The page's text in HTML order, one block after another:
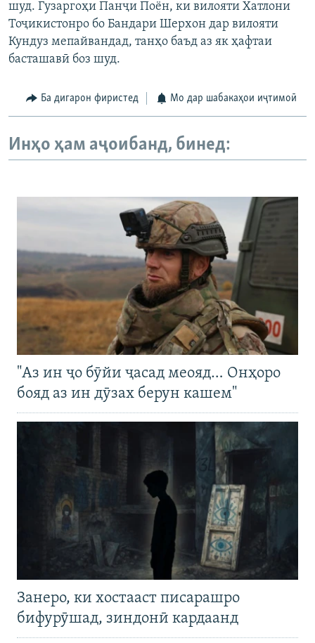
шуд. Гузаргоҳи Панҷи Поён, ки вилояти Хатлони
Тоҷикистонро бо Бандари Шерхон дар вилояти
Кундуз мепайвандад, танҳо баъд аз як ҳафтаи
басташавӣ боз шуд.
Ба дигарон фиристед Мо дар шабакаҳои иҷтимоӣ
Инҳо ҳам аҷоибанд, бинед:
"Аз ин ҷо бӯйи ҷасад меояд… Онҳоро
бояд аз ин дӯзах берун кашем"
Занеро, ки хостааст писарашро
бифурӯшад, зиндонӣ кардаанд